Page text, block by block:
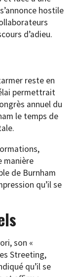
hostile
d’adieu.
reste en
permettrait
annuel du
le temps de
manière
de Burnham
qu’il se
son «
Streeting,
qu’il se